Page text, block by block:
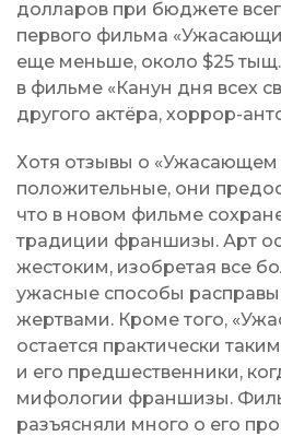
долларов при бюджете
первого фильма
еще меньше, около $25
в фильме «Канун дня всех
другого актёра, хоррор-
Хотя отзывы о «Ужасающем
положительные, они
что в новом фильме
традиции франшизы. Арт
жестоким, изобретая все
ужасные способы
жертвами. Кроме того,
остается практически
и его предшественники,
мифологии франшизы.
разъясняли много о его